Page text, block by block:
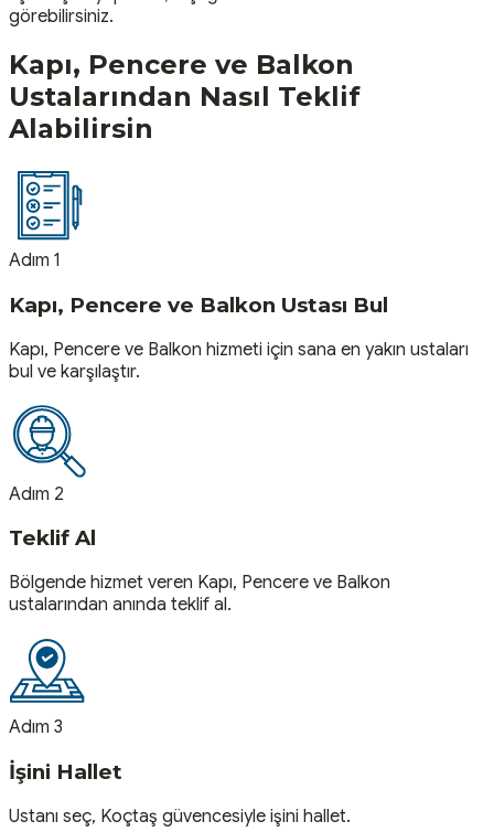
görebilirsiniz.
Kapı, Pencere ve Balkon
Ustalarından Nasıl Teklif
Alabilirsin
Adım 1
Kapı, Pencere ve Balkon Ustası Bul
Kapı, Pencere ve Balkon hizmeti için sana en yakın ustaları
bul ve karşılaştır.
Adım 2
Teklif Al
Bölgende hizmet veren Kapı, Pencere ve Balkon
ustalarından anında teklif al.
Adım 3
İşini Hallet
Ustanı seç, Koçtaş güvencesiyle işini hallet.